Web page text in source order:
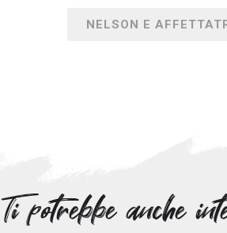
NELSON E
Ti potrebbe anche